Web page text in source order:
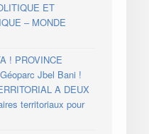
ET
– MONDE
! PROVINCE
Jbel Bani !
A DEUX
territoriaux pour